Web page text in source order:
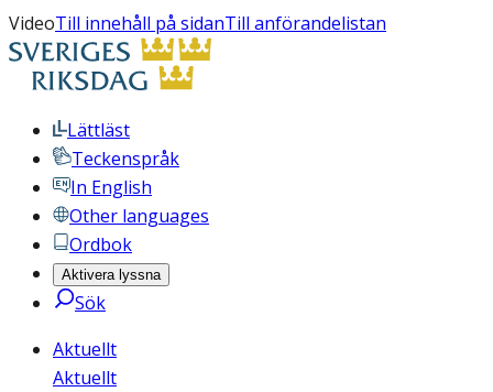
VideoTill innehåll på sidanTill anförandelistan
Lättläst
Teckenspråk
In English
Other languages
Ordbok
Aktivera lyssna
Sök
Aktuellt
Aktuellt